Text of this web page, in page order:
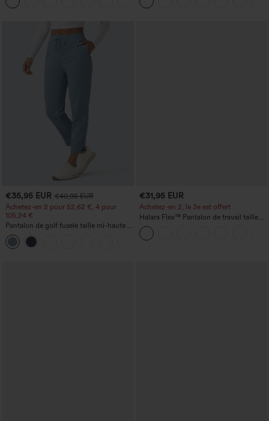
€35,95 EUR €40,95 EUR
Achetez-en 2 pour 52,62 €, 4 pour
105,24 €
Pantalon de golf fuselé taille mi-haute à
cordon, ourlet incurvé, séchage rapide,
avec poches — UPF40+
€31,95 EUR
Achetez-en 2, le 3e est offert
Halara Flex™ Pantalon de travail taille
haute avec poche latérale arrière et
légère coupe évasée